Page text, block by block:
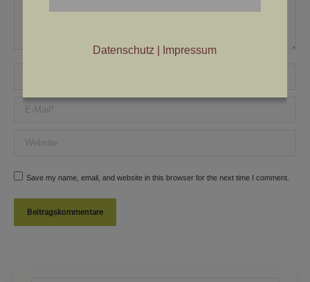
E-Mail *
Website
Save my name, email, and website in this browser for the next time I comment.
Beitragskommentare
Datenschutz Impressum